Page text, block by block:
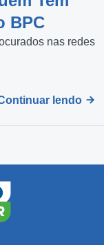
BPC
nas redes
lendo